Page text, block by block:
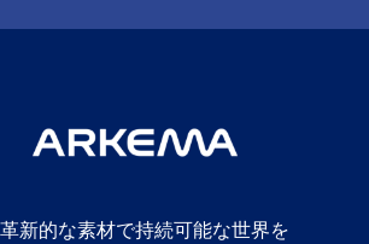
革新的な素材で持続可能な世界を